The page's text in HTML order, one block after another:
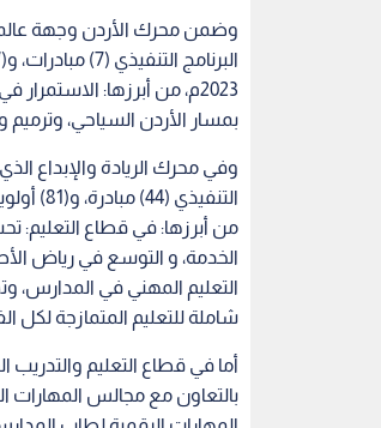
وضمن محرك الأردن وجهة
2023م، من أبرزها:
بمسار الأردن السياحي، وترميم
وفي محرك الريادة والإبداع
من أبرزها: في قطاع التعليم:
التعليم المهني في المدارس،
شاملة للتعليم المتمازجة لكل
أما في قطاع التعليم والتدريب
بالتعاون مع مجالس